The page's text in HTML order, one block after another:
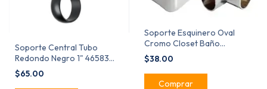
Soporte Central Tubo
Redondo Negro 1" 46583
Hermex Pieza
$65.00
Soporte Esquinero Oval
Cromo Closet Baño
Cortinero
$38.00